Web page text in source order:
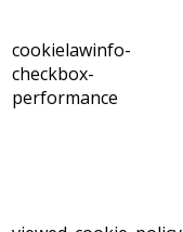
cookielawinfo-
checkbox-
performance